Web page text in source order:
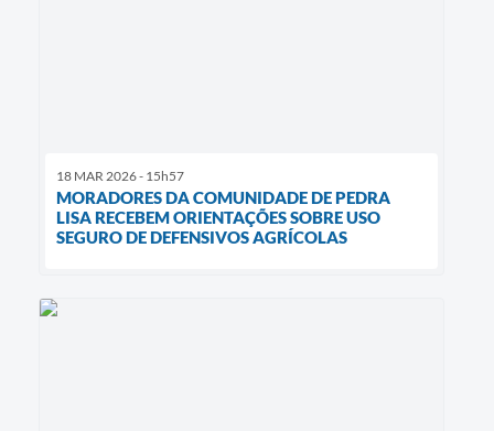
18 MAR 2026 - 15h57
MORADORES DA COMUNIDADE DE PEDRA
LISA RECEBEM ORIENTAÇÕES SOBRE USO
SEGURO DE DEFENSIVOS AGRÍCOLAS